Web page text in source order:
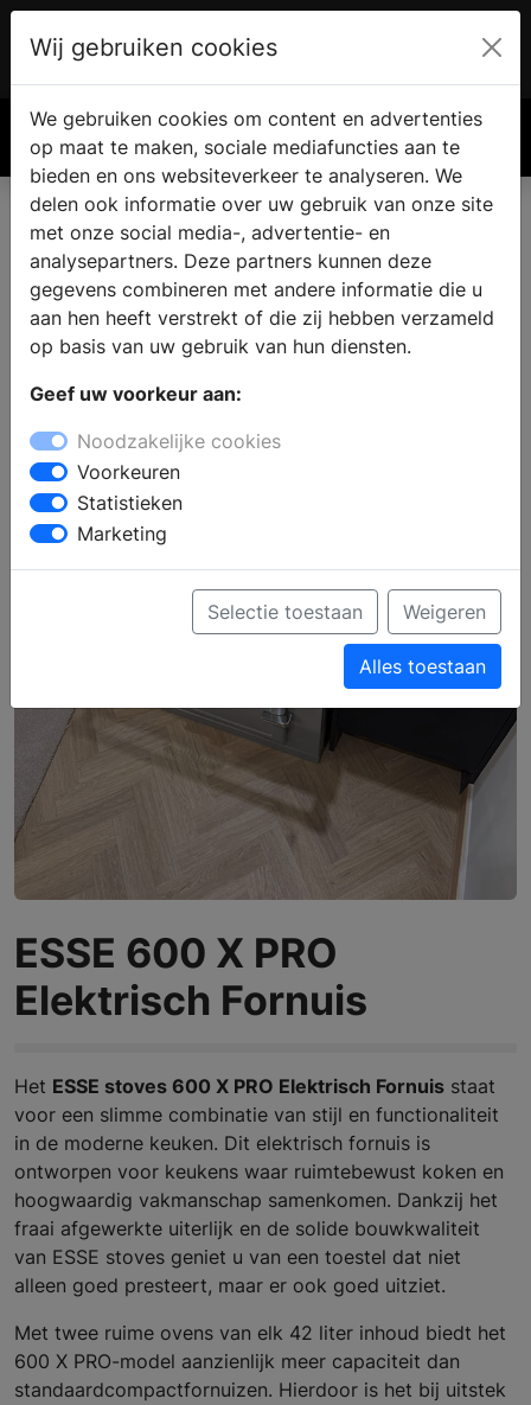
€ 0.00
ESSE 600 X PRO
Elektrisch Fornuis
Het ESSE stoves 600 X PRO Elektrisch Fornuis staat
voor een slimme combinatie van stijl en functionaliteit
in de moderne keuken. Dit elektrisch fornuis is
ontworpen voor keukens waar ruimtebewust koken en
hoogwaardig vakmanschap samenkomen. Dankzij het
fraai afgewerkte uiterlijk en de solide bouwkwaliteit
van ESSE stoves geniet u van een toestel dat niet
alleen goed presteert, maar er ook goed uitziet.
Met twee ruime ovens van elk 42 liter inhoud biedt het
600 X PRO-model aanzienlijk meer capaciteit dan
standaardcompactfornuizen. Hierdoor is het bij uitstek
Wij gebruiken cookies
We gebruiken cookies om content en advertenties
op maat te maken, sociale mediafuncties aan te
bieden en ons websiteverkeer te analyseren. We
delen ook informatie over uw gebruik van onze site
met onze social media-, advertentie- en
analysepartners. Deze partners kunnen deze
gegevens combineren met andere informatie die u
aan hen heeft verstrekt of die zij hebben verzameld
op basis van uw gebruik van hun diensten.
Geef uw voorkeur aan:
Noodzakelijke cookies
Voorkeuren
Statistieken
Marketing
Selectie toestaan Weigeren
Alles toestaan